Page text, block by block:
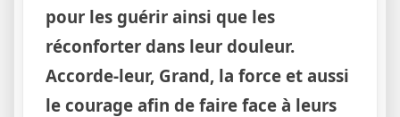
pour les guérir ainsi que les
réconforter dans leur douleur.
Accorde-leur, Grand, la force et aussi
le courage afin de faire face à leurs